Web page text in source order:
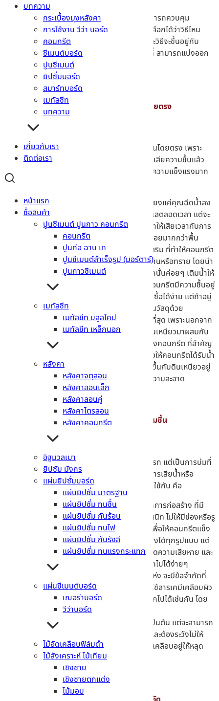
บทความ
กระเบื้องมุงหลังคา
การใช้งาน วีว่า บอร์ด
คอนกรีต
ซีเมนต์บอร์ด
ปูนซีเมนต์
ยิปซั่มบอร์ด
สมาร์ทบอร์ด
เมทัลชีท
บทความ
เกี่ยวกับเรา
ติดต่อเรา
หน้าแรก
ซื้อสินค้า
ปูนซีเมนต์ ปูนกาว คอนกรีต
คอนกรีต
ปูนก่อ ฉาบ เท
ปูนซีเมนต์สำเร็จรูป (มอร์ตาร์)
ปูนกาวซีเมนต์
เมทัลชีท
เมทัลชีท บลูสโคป
เมทัลชีท เหล็กนอก
หลังคา
หลังคาจตุลอน
หลังคาลอนเล็ก
หลังคาลอนคู่
หลังคาไตรลอน
หลังคาคอนกรีต
อิฐมวลเบา
ยิปซัม มังกร
แผ่นยิปซั่มบอร์ด
แผ่นยิปซั่ม มาตรฐาน
แผ่นยิปซั่ม ทนชื้น
แผ่นยิปซั่ม กันร้อน
แผ่นยิปซั่ม ทนไฟ
แผ่นยิปซั่ม กันรังสี
แผ่นยิปซั่ม ทนแรงกระแทก
แผ่นซีเมนต์บอร์ด
เฌอร่าบอร์ด
วีว่าบอร์ด
ไม้อัดเคลือบฟิล์มดำ
ไม้สังเคราะห์ ไม้เทียม
เชิงชาย
เชิงชายตกแต่ง
ไม้มอบ
สำหรับวิธีในการบ่มคอนกรีตนั้น จะช่วยให้คุณสามารถควบคุม
ความชื้น ไม่ให้เกิดการระเหยของน้ำ โดยสามารถเลือกได้ว่าวิธีไหน
เหมาะกับงานก่อสร้างของเรามากที่สุด เพราะแต่ละวิธีจะขึ้นอยู่กับ
ลักษณะของหน้างาน และข้อจำกัดบางส่วนในพื้นที่ สามารถแบ่งออก
เป็น 3 ประเภท คือ
1 – เพิ่มความชื้นให้กับคอนกรีตโดยตรง
เป็นวิธีที่ทำให้คอนกรีต ได้สัมผัสกับน้ำหรือความชื้นโดยตรง เพราะ
นอกจากคอนกรีตจะต้องระวังในเรื่องของการสูญเสียความชื้นแล้ว
การเติมเต็มน้ำให้กับคอนกรีต จะส่งผลให้อาคารมีความแข็งแรงมาก
ขึ้นอีกด้วย สามารถทำได้ตามวิธีดังต่อไปนี้
ฉีดน้ำให้ทั่ว
เป็นวิธีที่ง่ายที่สุดเลยก็ว่าได้ เพียงแค่คุณฉีดน้ำลง
บนคอนกรีต ถือว่าทำได้ง่าย ไม่ต้องคอยดูแลตลอดเวลา แต่จะ
ไม่เหมาะกับในพื้นที่ ที่มีน้ำให้ใช้น้อย เพราะทำให้เสียเวลากับการ
ฉีดน้ำให้ทั่ว และต้องหมั่นฉีดน้ำบนกำแพงบ่อยมากกว่าพื้น
คลุมด้วยวัสดุที่ชื้นคุณสามารถใช้ตัวช่วยเสริม ที่ทำให้คอนกรีต
มีความชื้นอยู่ตลอดเวลานั้นก็คือ กระสอบป่านหรือทราย โดยนำ
ไปวางลงบนผิวคอนกรีตให้ทั่วทุกที่ หลังจากนั้นค่อยๆ เติมน้ำให้
กับวัสดุเหล่านั้น เพื่อจะได้กักเก็บน้ำ ทำให้คอนกรีตมีความชื้นอยู่
ตลอดเวลา สะดวกต่อการใช้งาน และวัสดุหาซื้อได้ง่าย แต่ถ้าอยู่
ในพื้นที่ ที่มีอากาศร้อน จะต้องค่อยฉีดน้ำบนวัสดุด้วย
ให้คอนกรีตเป็นวิธีที่มีประสิทธิภาพดีที่สุด เพราะนอกจาก
จะทำได้ง่าย และราคาถูก เพียงแค่คุณนำดินเหนียวมาผสมกับ
น้ำ หลังจากนั้นก็ปั้นให้เป็นกรอบตามมุมของคอนกรีต ที่สำคัญ
จะต้องไม่มีรอยรั่ว และนำน้ำมาใส่ให้เต็ม เพื่อให้คอนกรีตได้รับน้ำ
อย่างเต็มที่ แต่ต้องคอยดูรอยร้าว ที่จะเกิดขึ้นกับดินเหนียวอยู่
ตลอด เมื่อถึงเวลาที่บ่มเสร็จก็ต้องเก็บทำความสะอาด
2 – ทำให้คอนกรีตไม่สูญเสียความชื้น
ในวิธีนี้จะไม่ได้เป็นการเติมความชื้นเหมือนกับวิธีแรก แต่เป็นการบ่มที่
ปกปิดหรือเคลือบผิวของคอนกรีต ช่วยให้ไม่เกิดการเสียน้ำหรือ
ความชื้น ได้ระเหยออกจากคอนกรีต โดยวิธีที่นิยมใช้กัน คือ
คลุมด้วยแผ่นพลาสติกสามารถเห็นได้จากการก่อสร้าง ที่มี
พลาสติกพันเอาไว้กับเสา ซึ่งจะต้องคลุมให้สนิท ไม่ให้มีช่องหรือรู
ใดๆ โดยบ่มเป็นระยะเวลาอย่างน้อย 3 วัน เพื่อให้คอนกรีตแข็ง
ได้เร็วขึ้น ถือว่าเป็นวิธีที่นำไปใช้กับโครงสร้างได้ทุกรูปแบบ แต่
ต้องคอยระวังไม่ให้พลาสติกที่คลุมอยู่นั้นเกิดความเสียหาย และ
ถ้ายึดแผ่นพลาสติกไม่ดี ลมก็จะพัดหลุดออกไปได้ง่ายๆ
ในพื้นที่หน้างานบางแห่ง จะมีข้อจำกัดที่
ยากต่อการคลุมด้วยพลาสติก จึงทำให้การใช้สารเคมีเคลือบผิว
สามารถช่วยป้องกันไม่ให้ความชื้นระเหยออกไปได้เช่นกัน โดย
นิยมนำไปใช้กับการงานก่อสร้างที่เร่งรีบ
เช่น ถนน, พื้นโรงงาน และคลังเก็บสินค้า เป็นต้น แต่จะสามารถ
เคลือบสารได้ในตอนที่คอนกรีตชื้นเท่านั้น และต้องระวังไม่ให้
โดนน้ำ ไม่อย่างนั้น น้ำจะชำระล้างสารเคมีที่เคลือบอยู่ให้หลุด
ออกไป